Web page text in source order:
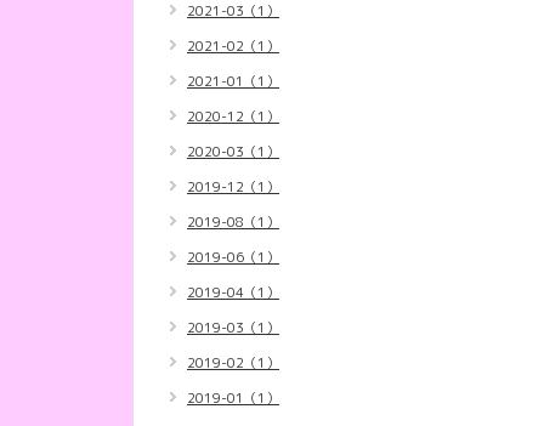
2021-03（1）
2021-02（1）
2021-01（1）
2020-12（1）
2020-03（1）
2019-12（1）
2019-08（1）
2019-06（1）
2019-04（1）
2019-03（1）
2019-02（1）
2019-01（1）